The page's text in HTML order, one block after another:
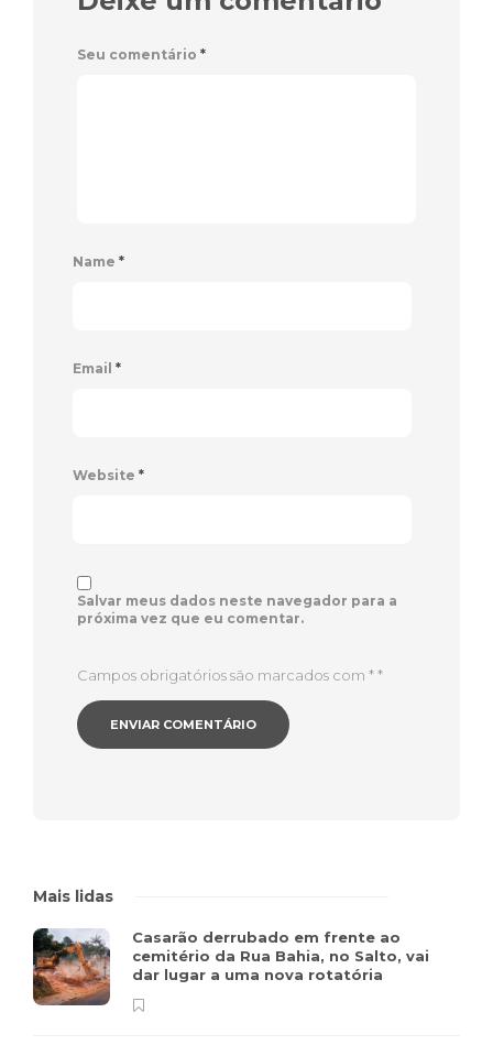
Seu comentário *
Name *
Email *
Website *
Salvar meus dados neste navegador para a
próxima vez que eu comentar.
Campos obrigatórios são marcados com **
Mais lidas
Casarão derrubado em frente ao
cemitério da Rua Bahia, no Salto, vai
dar lugar a uma nova rotatória